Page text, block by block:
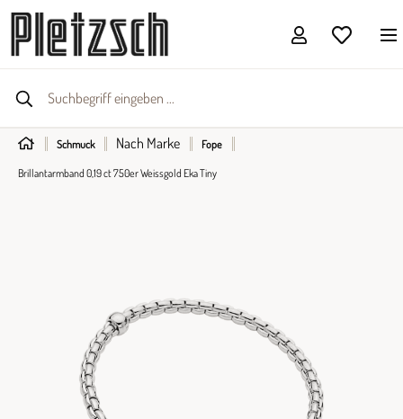
Schmuck Nach Marke Fope
Brillantarmband 0,19 ct 750er Weissgold Eka Tiny